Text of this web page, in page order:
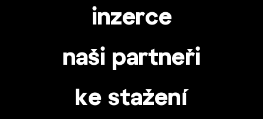
inzerce
naši partneři
ke stažení